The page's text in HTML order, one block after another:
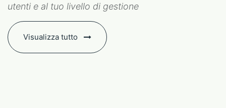
utenti e al tuo livello di gestione
Visualizza tutto